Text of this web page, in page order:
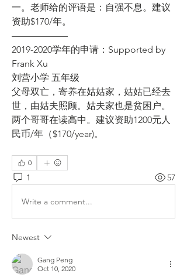
一。老师给的评语是：自强不息。建议
资助$170/年。
——————
2019-2020学年的申请：Supported by
Frank Xu
刘营小学 五年级
父母双亡，寄养在姑姑家，姑姑已经去
世，由姑夫照顾。姑夫家也是贫困户。
两个哥哥在读高中。建议资助1200元人
民币/年（$170/year)。
0
1 57
Write a comment...
Newest
Gang Peng
Oct 10, 2020